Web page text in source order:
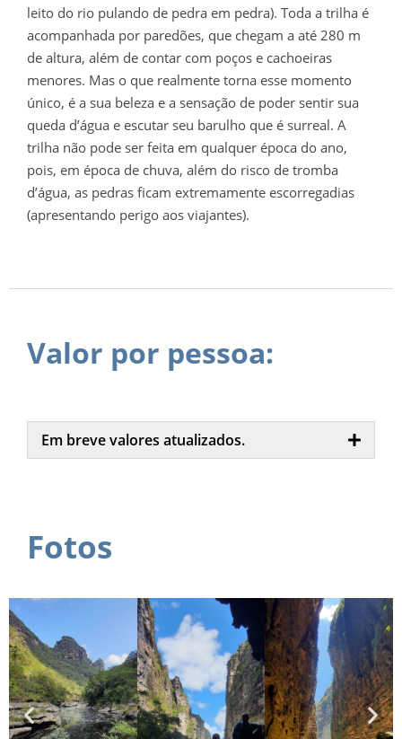
leito do rio pulando de pedra em pedra). Toda a trilha é
acompanhada por paredões, que chegam a até 280 m
de altura, além de contar com poços e cachoeiras
menores. Mas o que realmente torna esse momento
único, é a sua beleza e a sensação de poder sentir sua
queda d’água e escutar seu barulho que é surreal. A
trilha não pode ser feita em qualquer época do ano,
pois, em época de chuva, além do risco de tromba
d’água, as pedras ficam extremamente escorregadias
(apresentando perigo aos viajantes).
Valor por pessoa:
Em breve valores atualizados.
Fotos